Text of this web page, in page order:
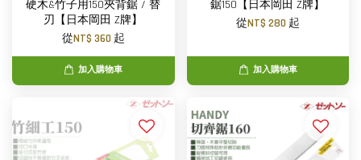
硬木&竹子用150夾背鋸 / 替
刃【日本岡田 Z牌】
從NT$ 360 起
加入購物車
鋸150【日本岡田 Z牌】
從NT$ 280 起
加入購物車